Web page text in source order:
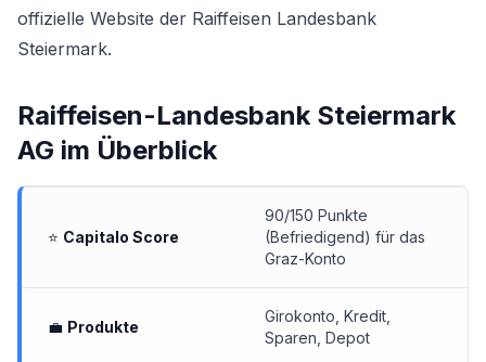
offizielle Website der Raiffeisen Landesbank
Steiermark.
Raiffeisen-Landesbank Steiermark
AG im Überblick
⭐ Capitalo Score
90/150 Punkte
(Befriedigend) für das
Graz-Konto
💼 Produkte
Girokonto Kredit
Sparen, Depot